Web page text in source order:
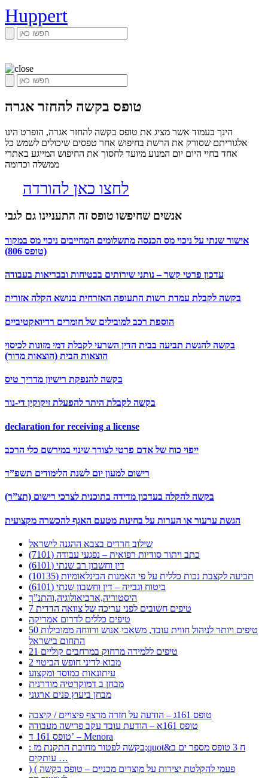
Huppert
טופס בקשה להחזר אגרה
הינך בעמוד אשר מציג את טופס בקשה להחזר אגרה, הופרט הינו
אלגוריתם שסורק את הרשת בחיפוש אחר טפסים שיכולים לשמש כל
אחד בחיי היום יום המנוע מיועד לחסוך את החיפוש המייגע באתרי
ממשלה וכדומה
לחצו כאן להורדה
אנשים שחיפשו טופס זה התעניינו גם לגבי
אישור שנתי על ניכוי מס הכנסה מתשלומים המחייבים ניכוי מס במקור
(טופס 806)
עדכון פרטי קשר – נותני שירותים בבטיחות ובבריאות בעבודה
בקשה לקבלת עמדת רשות התעופה האזרחית בנושא הקלה אזורית
הוספת רכב למובילים של חומרים רדיואקטיביים
בקשה להגשת תביעה בבית הדין השרעי לקבלת דמי מזונות לכיסוי
הוצאות הבית (הוצאות מדור)
בקשה להנפקת רישיון מדריך טיס
בקשה לקבלת היתר להפעלת זיקוקין די-נור
declaration for receiving a license
ייפוי כוח של אדם פרטי לצורך שינוי במירשם כלי הרכב
רישום למעון יום לשנת הלימודים תשפ”ד
בקשה להקלה בעדכון מדידה בתוכנית לצרכי רישום (תצ”ר)
הגשת ערעור או הערות על בחינות מטעם האגף להכשרה מקצועית
שילוב חרדים בצבא ההגנה לישראל
כתב ויתור סודיות רפואית – נפגעי עבודה (7101)
דין וחשבון רב שנתי (6101)
תביעה לקצבת נכות כללית על פי האמנות הבינלאומיות (10135)
ביטוח וגבייה – דין וחשבון שנתי (6101)
היסטוריה,ארכיאולוגיה,והתנ”ך
7 טיפים חשובים לפני עריכה של צוואה הדדית
טיפים כללים לדרום אמריקה
50 טיפים ויותר לניהול חווית עובד, משאבי אנוש ורווחה ממובילות
התחום בישראל
21 טיפים ללמידה מרחוק במרחבים קוליים
מבוא לדיני חופש הביטוי 2
עיתונאות כמוסד ומקצוע
מבחן ב דמוקרטיה מודרנית
מבחן ביעוץ פנים ארגוני
טופס 161ג – הודעה על חזרה מרצף פיצויים / קיצבה
טופס 161א – הודעת עובד עקב פרישה מעבודה
טופס 161 ד’ – Menora
: בקשה לפטור מחובת התקנת מז;quot&ח 3 טופס מספר ים ב
עותקים …
) ( פעמי להקלטת יצירות על מוצרים מכניים – טופס בקשה